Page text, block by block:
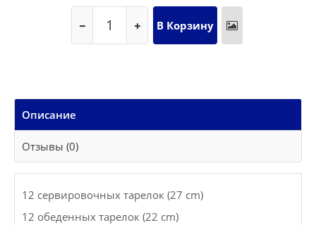
Описание
Отзывы (0)
12 сервировочных тарелок (27 cm)
12 обеденных тарелок (22 cm)